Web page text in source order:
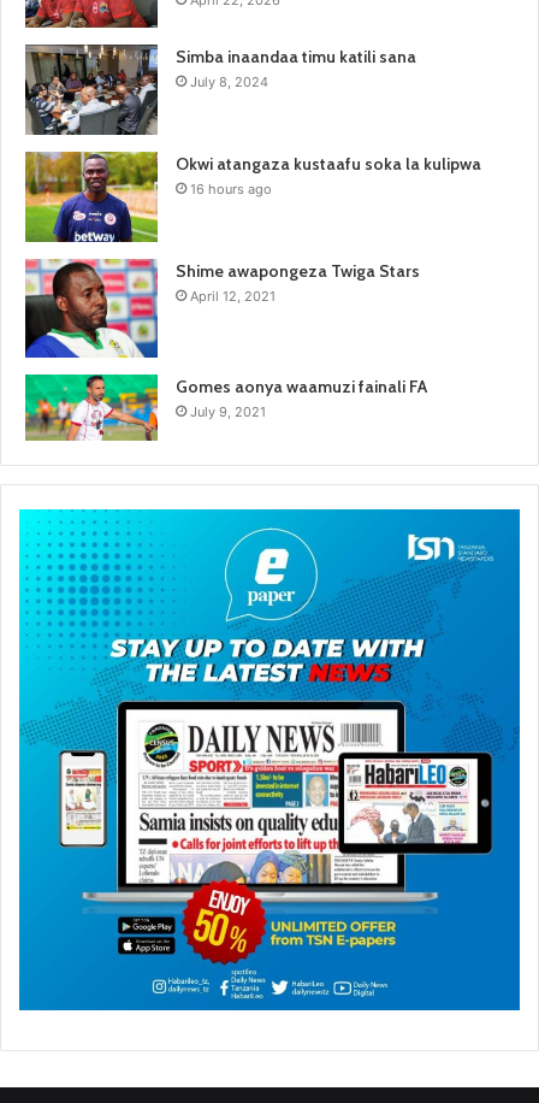
Simba inaandaa timu katili sana
July 8, 2024
Okwi atangaza kustaafu soka la kulipwa
16 hours ago
Shime awapongeza Twiga Stars
April 12, 2021
Gomes aonya waamuzi fainali FA
July 9, 2021